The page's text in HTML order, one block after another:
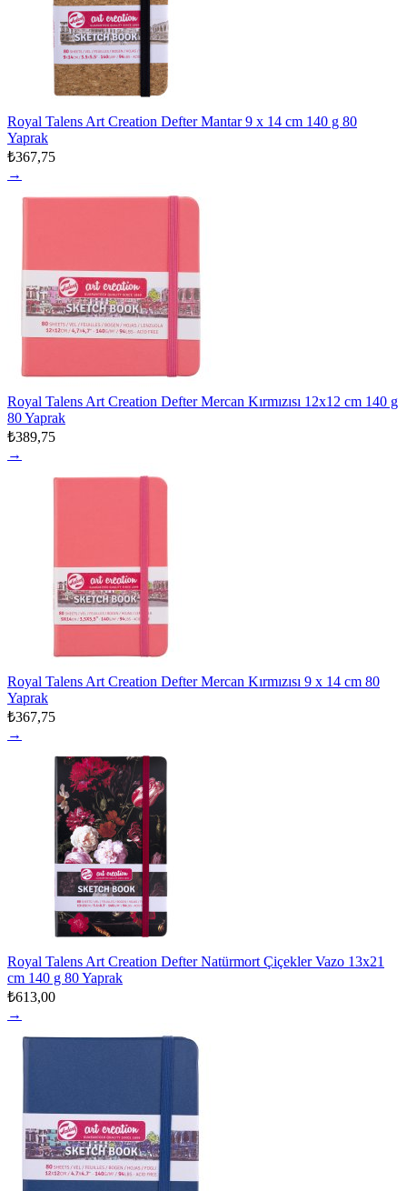
Royal Talens Art Creation Defter Mantar 9 x 14 cm 140 g 80
Yaprak
₺367,75
→
Royal Talens Art Creation Defter Mercan Kırmızısı 12x12 cm 140 g
80 Yaprak
₺389,75
→
Royal Talens Art Creation Defter Mercan Kırmızısı 9 x 14 cm 80
Yaprak
₺367,75
→
Royal Talens Art Creation Defter Natürmort Çiçekler Vazo 13x21
cm 140 g 80 Yaprak
₺613,00
→